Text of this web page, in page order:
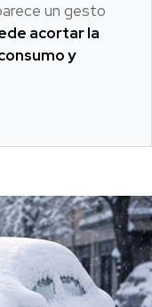
un gesto
acortar la
y